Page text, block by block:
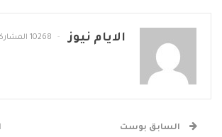
الايام نيوز 10268 المشاركات
السابق بوست